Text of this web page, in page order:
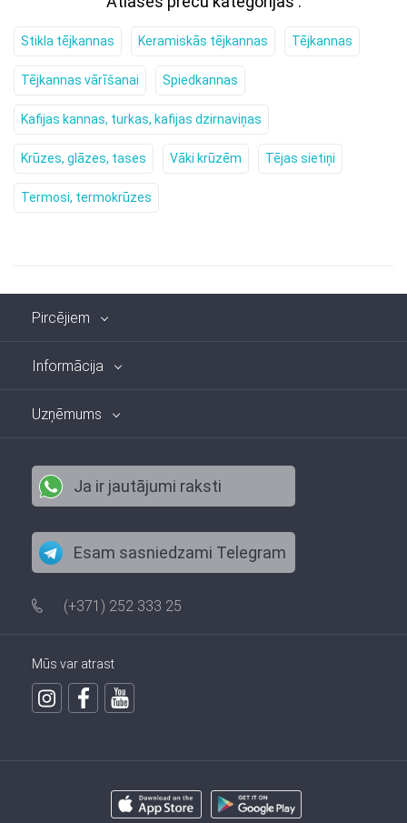
Stikla tējkannas Keramiskās tējkannas Tējkannas
Tējkannas vārīšanai Spiedkannas
Kafijas kannas, turkas, kafijas dzirnaviņas
Krūzes, glāzes, tases Vāki krūzēm Tējas sietiņi
Termosi, termokrūzes
Pircējiem
Informācija
Uzņēmums
Ja ir jautājumi raksti
Esam sasniedzami Telegram
(+371) 252 333 25
Mūs var atrast